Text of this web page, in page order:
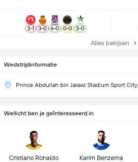
Wedstrijdinformatie
Prince Abdullah bin Jalawi Stadium Sport City
2-1 3-0 6-0 0-0 2-0
Alles bekijken
Wellicht ben je geïnteresseerd in
Cristiano Ronaldo Karim Benzema